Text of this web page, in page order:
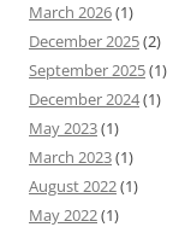
March 2026(1)
December 2025(2)
September 2025(1)
December 2024(1)
May 2023(1)
March 2023(1)
August 2022(1)
May 2022(1)